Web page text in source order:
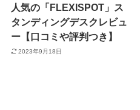
人気の「FLEXISPOT」ス
タンディングデスクレビュ
ー【口コミや評判つき】
2023年9月18日